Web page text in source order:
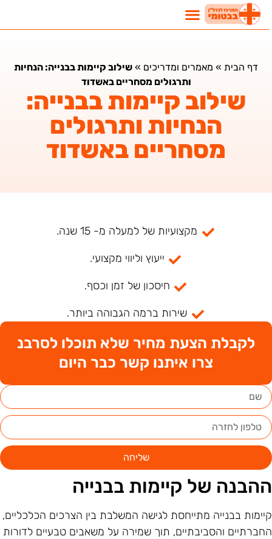
דף הבית»מאמרים ומדריכים»שילוב קיימות בבנייה: הנחיות
ותרגולים מסחריים באשדוד
שילוב קיימות בבנייה:
הנחיות ותרגולים
מסחריים באשדוד
מקצועיות של למעלה מ- 15 שנה.
ייעוץ וליווי מקצועי.
חיסכון של זמן וכסף.
שירות ברמה הגבוהה ביותר.
לקבלת הצעת מחיר שלא תוכלו לסרבנ
צרו איתנו קשר כבר היום
שליחה
של קיימות בבנייה
בבנייה מתייחסת לגישה המשלבת בין הצרכים הכלכליים,
והסביבתיים, תוך שמירה על משאבים טבעיים לדורות